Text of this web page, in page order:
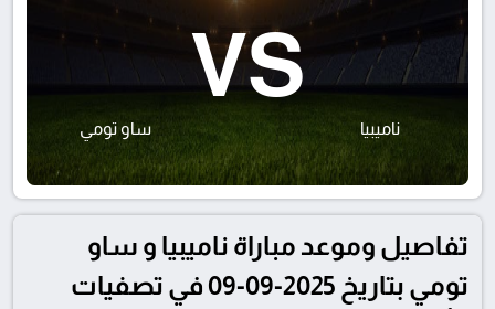
ناميبيا
VS
ساو تومي
تفاصيل وموعد مباراة ناميبيا و ساو
تومي بتاريخ 2025-09-09 في تصفيات